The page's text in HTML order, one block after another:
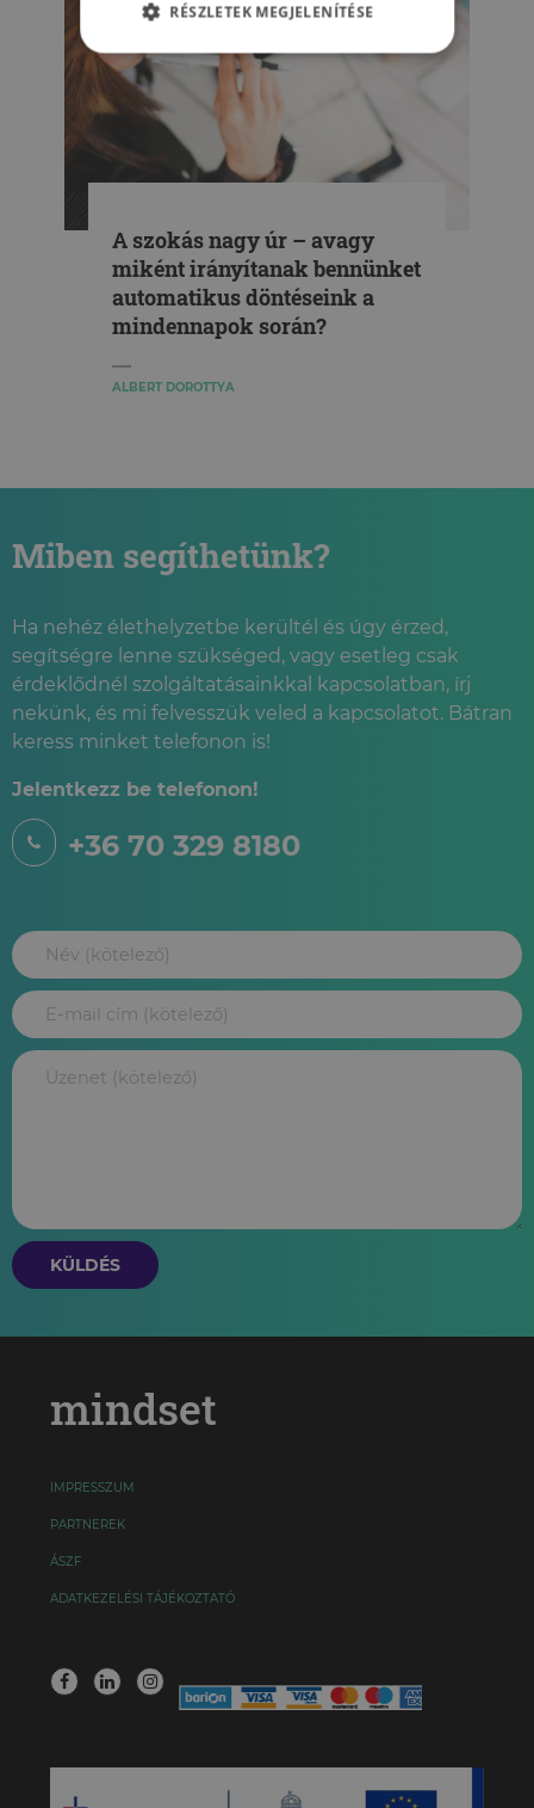
A szokás nagy úr – avagy
miként irányítanak bennünket
automatikus döntéseink a
mindennapok során?
ALBERT DOROTTYA
Miben segíthetünk?
Ha nehéz élethelyzetbe kerültél és úgy érzed,
segítségre lenne szükséged, vagy esetleg csak
érdeklődnél szolgáltatásainkkal kapcsolatban, írj
nekünk, és mi felvesszük veled a kapcsolatot. Bátran
keress minket telefonon is!
Jelentkezz be telefonon!
+36 70 329 8180
KÜLDÉS
mindset
IMPRESSZUM
PARTNEREK
ÁSZF
ADATKEZELÉSI TÁJÉKOZTATÓ
RÉSZLETEK MEGJELENÍTÉSE